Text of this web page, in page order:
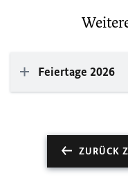
Feiertage 2026
ZURÜCK